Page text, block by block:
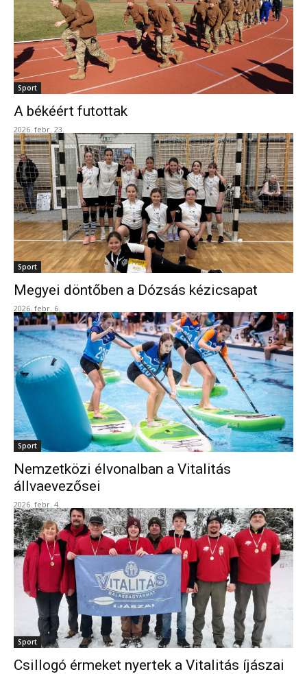
Sport
A békéért futottak
2026. febr. 23.
Sport
Megyei döntőben a Dózsás kézicsapat
2026. febr. 6.
Sport
Nemzetközi élvonalban a Vitalitás
állvaevezősei
2026. febr. 4.
Sport
Csillogó érmeket nyertek a Vitalitás íjászai